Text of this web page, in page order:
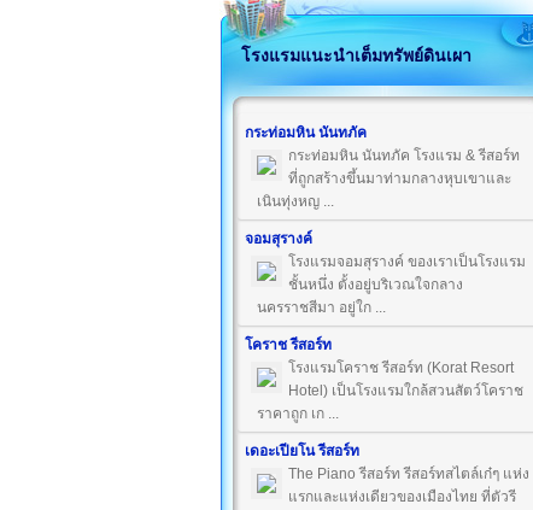
โรงแรมแนะนำเต็มทรัพย์ดินเผา
กระท่อมหิน นันทภัค
กระท่อมหิน นันทภัค โรงแรม & รีสอร์ท
ที่ถูกสร้างขึ้นมาท่ามกลางหุบเขาและ
เนินทุ่งหญ ...
จอมสุรางค์
โรงแรมจอมสุรางค์ ของเราเป็นโรงแรม
ชั้นหนึ่ง ตั้งอยู่บริเวณใจกลาง
นครราชสีมา อยู่ใก ...
โคราช รีสอร์ท
โรงแรมโคราช รีสอร์ท (Korat Resort
Hotel) เป็นโรงแรมใกล้สวนสัตว์โคราช
ราคาถูก เก ...
เดอะเปียโน รีสอร์ท
The Piano รีสอร์ท รีสอร์ทสไตล์เก๋ๆ แห่ง
แรกและแห่งเดียวของเมืองไทย ที่ตัวรี